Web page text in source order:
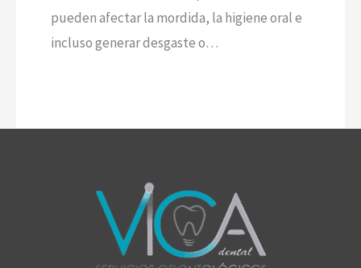
pueden afectar la mordida, la higiene oral e
incluso generar desgaste o…